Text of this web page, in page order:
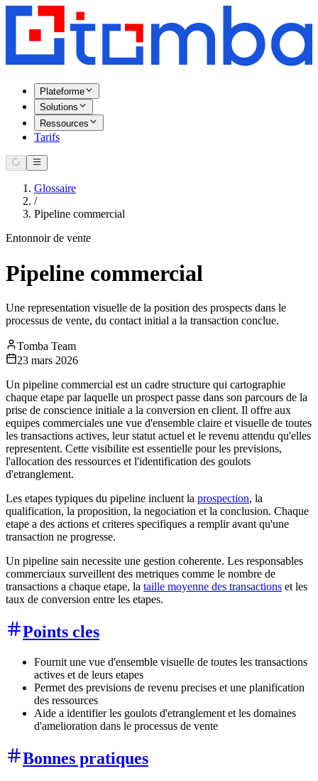
Plateforme
Solutions
Ressources
Tarifs
Glossaire
/
Pipeline commercial
Entonnoir de vente
Pipeline commercial
Une representation visuelle de la position des prospects dans le
processus de vente, du contact initial a la transaction conclue.
Tomba Team
23 mars 2026
Un pipeline commercial est un cadre structure qui cartographie
chaque etape par laquelle un prospect passe dans son parcours de la
prise de conscience initiale a la conversion en client. Il offre aux
equipes commerciales une vue d'ensemble claire et visuelle de toutes
les transactions actives, leur statut actuel et le revenu attendu qu'elles
representent. Cette visibilite est essentielle pour les previsions,
l'allocation des ressources et l'identification des goulots
d'etranglement.
Les etapes typiques du pipeline incluent la prospection, la
qualification, la proposition, la negociation et la conclusion. Chaque
etape a des actions et criteres specifiques a remplir avant qu'une
transaction ne progresse.
Un pipeline sain necessite une gestion coherente. Les responsables
commerciaux surveillent des metriques comme le nombre de
transactions a chaque etape, la taille moyenne des transactions et les
taux de conversion entre les etapes.
Points cles
Fournit une vue d'ensemble visuelle de toutes les transactions
actives et de leurs etapes
Permet des previsions de revenu precises et une planification
des ressources
Aide a identifier les goulots d'etranglement et les domaines
d'amelioration dans le processus de vente
Bonnes pratiques